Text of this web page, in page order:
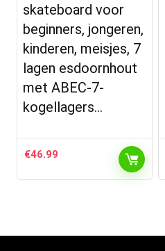
skateboard voor
beginners, jongeren,
kinderen, meisjes, 7
lagen esdoornhout
met ABEC-7-
kogellagers…
€46.99